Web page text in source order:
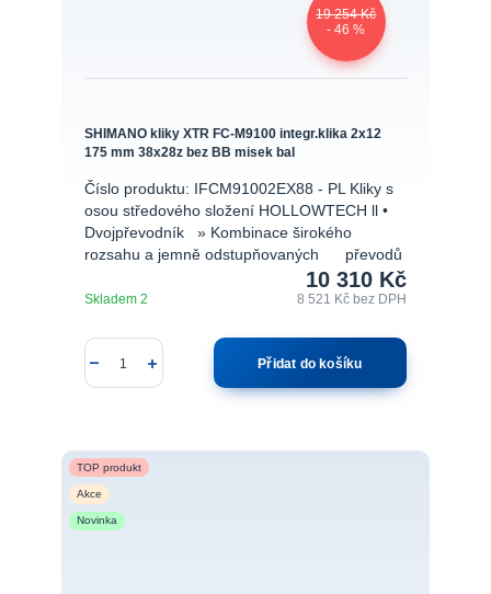
19 254 Kč
- 46 %
SHIMANO kliky XTR FC-M9100 integr.klika 2x12
175 mm 38x28z bez BB misek bal
Číslo produktu: IFCM91002EX88 - PL Kliky s
osou středového složení HOLLOWTECH ll •
Dvojpřevodník » Kombinace širokého
rozsahu a jemně odstupňovaných převodů
10 310 Kč
8 521 Kč bez DPH
Skladem 2
Přidat do košíku
TOP produkt
Akce
Novinka